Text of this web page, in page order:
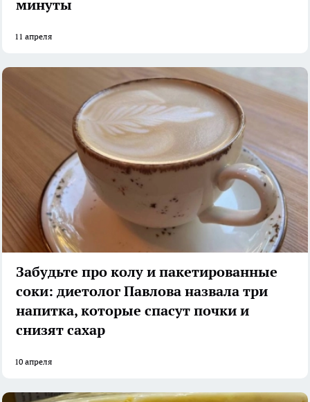
минуты
11 апреля
Забудьте про колу и пакетированные
соки: диетолог Павлова назвала три
напитка, которые спасут почки и
снизят сахар
10 апреля